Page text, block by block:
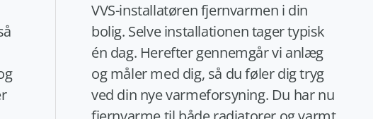
VVS-installatøren fjernvarmen i din
bolig. Selve installationen tager typisk
én dag. Herefter gennemgår vi anlæg
og måler med dig, så du føler dig tryg
ved din nye varmeforsyning. Du har nu